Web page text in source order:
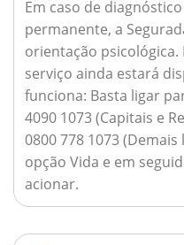
Em caso de
permanente, a
orientação
serviço ainda estará
funciona: Basta ligar
4090 1073 (Capitais e
0800 778 1073
opção Vida e em
acionar.